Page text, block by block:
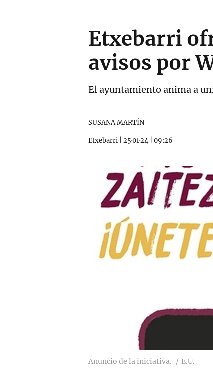
Etxebarri
avisos por
El ayuntamiento anima a
SUSANA MARTÍN
Etxebarri 25·01·24 09:26
Anuncio de la iniciativa. E.U.